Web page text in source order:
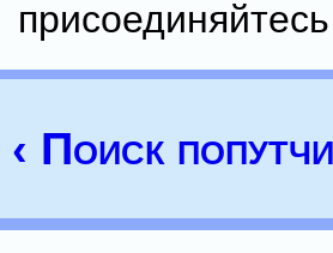
‹ Поиск